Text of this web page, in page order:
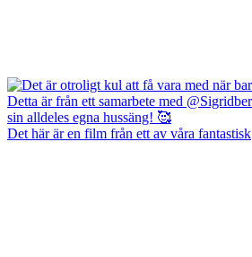
Det här är en film från ett av våra fantastisk